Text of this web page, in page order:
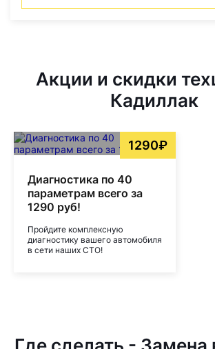
Акции и скидки
Кадиллак
1290₽
Диагностика по 40
параметрам всего за
1290 руб!
Пройдите комплексную
диагностику вашего автомобиля
в сети наших СТО!